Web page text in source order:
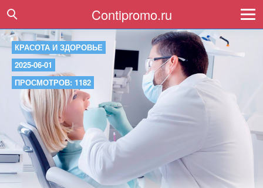
Contipromo.ru
КРАСОТА И ЗДОРОВЬЕ
2025-06-01
ПРОСМОТРОВ: 1182